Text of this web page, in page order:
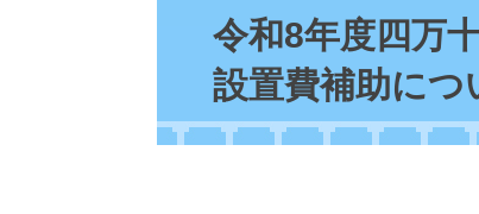
令和8年度四万
設置費補助につ